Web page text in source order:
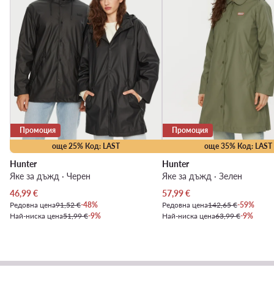
още 25% Код: LAST
Промоция
Hunter
Яке за дъжд · Черен
Актуална цена
46,99€
Редовна цена91,52 €-48%
Най-ниска цена51,99 €-9%
още 35% Код: LAST
Промоция
Hunter
Яке за дъжд · Зелен
Актуална цена
57,99€
Редовна цена142,65 €-59%
Най-ниска цена63,99 €-9%